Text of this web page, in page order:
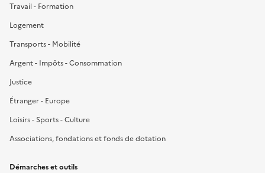
Travail - Formation
Logement
Transports - Mobilité
Argent - Impôts - Consommation
Justice
Étranger - Europe
Loisirs - Sports - Culture
Associations, fondations et fonds de dotation
Démarches et outils